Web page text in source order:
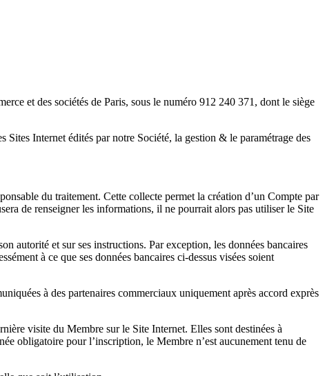
et des sociétés de Paris, sous le numéro 912 240 371, dont le siège
Sites Internet édités par notre Société, la gestion & le paramétrage des
du traitement. Cette collecte permet la création d’un Compte par
de renseigner les informations, il ne pourrait alors pas utiliser le Site
autorité et sur ses instructions. Par exception, les données bancaires
à ce que ses données bancaires ci-dessus visées soient
à des partenaires commerciaux uniquement après accord exprès
visite du Membre sur le Site Internet. Elles sont destinées à
obligatoire pour l’inscription, le Membre n’est aucunement tenu de